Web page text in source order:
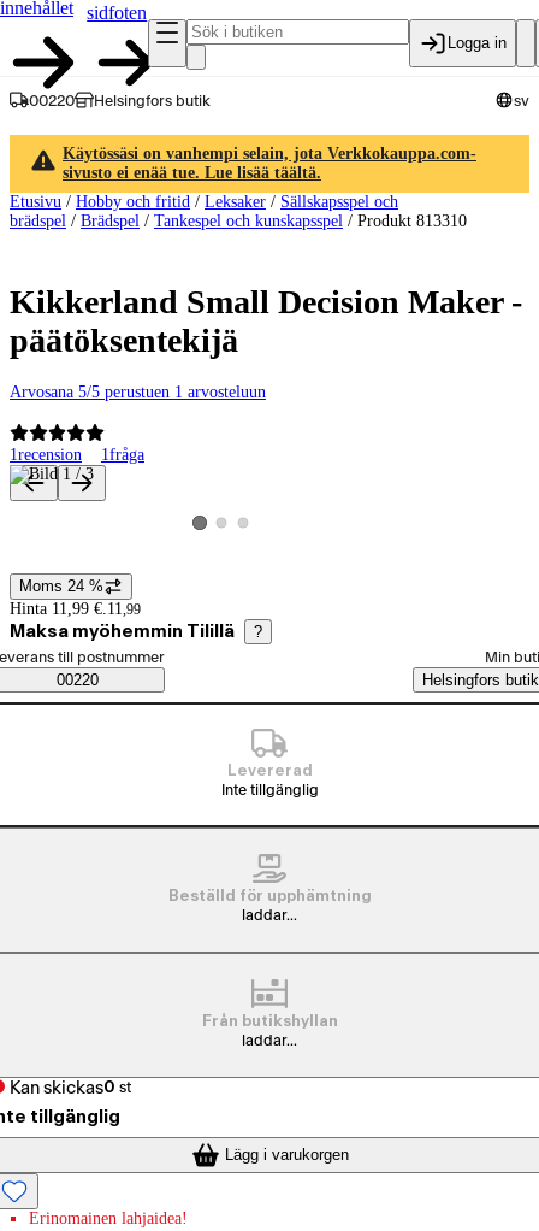
innehållet
sidfoten
Logga in
00220 Helsingfors butik sv
Käytössäsi on vanhempi selain, jota Verkkokauppa.com-
sivusto ei enää tue. Lue lisää täältä.
Etusivu / Hobby och fritid / Leksaker / Sällskapsspel och
brädspel / Brädspel / Tankespel och kunskapsspel / Produkt 813310
Kikkerland Small Decision Maker -
päätöksentekijä
Arvosana 5/5 perustuen 1 arvosteluun
1recension 1fråga
Produktbilder och videor
Visa produktbild 1
Visa produktbild 2
Visa produktbild 3
Prisinformation
Moms 24 %
Hinta 11,99 €. 11 ,99
Maksa myöhemmin Tilillä ?
Saatavuustiedot
beställningssätt
till postnummer
00220
Min
Helsingfors butik
Levererad
Inte tillgänglig
Beställd för upphämtning
laddar...
Från butikshyllan
laddar...
Kan skickas0 st
tillgänglig
Lägg i varukorgen
Erinomainen lahjaidea!